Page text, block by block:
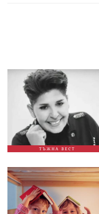
ТЪЖНА ВЕСТ